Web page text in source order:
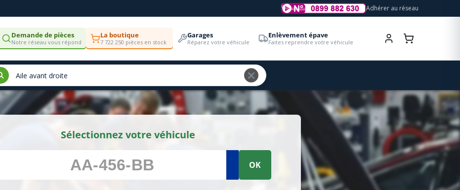
Adhérer au réseau
Demande de pièces
Notre réseau vous répond
La boutique
7 722 250 pièces en stock
Garages
Réparez votre véhicule
Enlèvement épave
Faites reprendre votre véhicule
Sélectionnez votre véhicule
OK